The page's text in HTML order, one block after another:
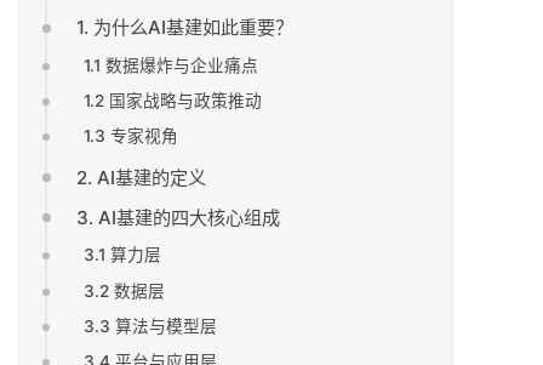
1. 为什么AI基建如此重要？
1.1 数据爆炸与企业痛点
1.2 国家战略与政策推动
1.3 专家视角
2. AI基建的定义
3. AI基建的四大核心组成
3.1 算力层
3.2 数据层
3.3 算法与模型层